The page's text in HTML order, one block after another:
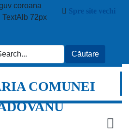
Spre site vechi
COMUNEI